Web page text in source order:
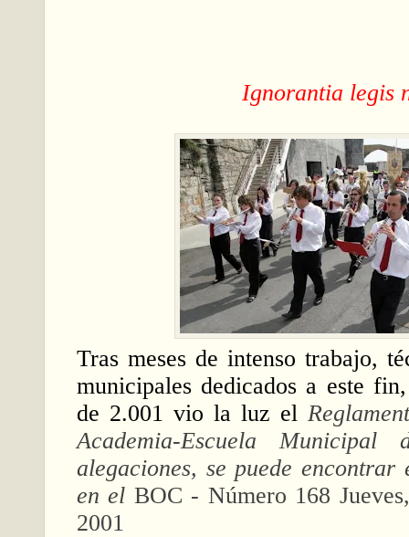
Ignorantia legis
Tras meses de intenso trabajo,
municipales dedicados a este
de 2.001 vio la luz el
Academia-Escuela
alegaciones, se puede
en el BOC - Número 168
2001